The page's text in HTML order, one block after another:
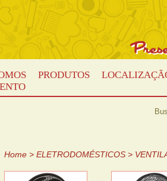
PRODUTOS
Home > ELETRODOMÉSTICOS >